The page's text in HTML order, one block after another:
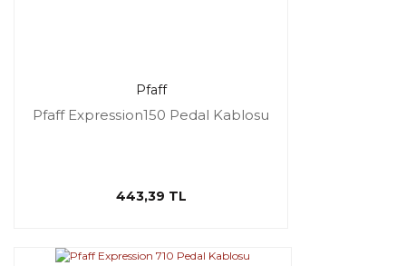
Pfaff
Pfaff Expression150 Pedal Kablosu
443,39 TL